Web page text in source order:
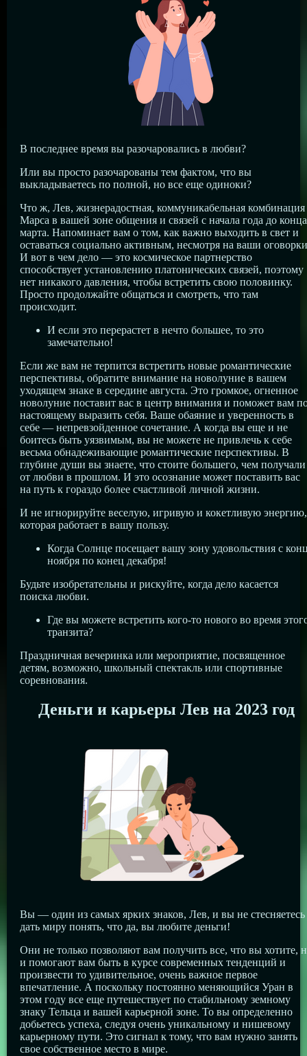
В последнее время вы разочаровались в любви?
Или вы просто разочарованы тем фактом, что вы
выкладываетесь по полной, но все еще одиноки?
Что ж, Лев, жизнерадостная, коммуникабельная комбинация
Марса в вашей зоне общения и связей с начала года до конца
марта. Напоминает вам о том, как важно выходить в свет и
оставаться социально активным, несмотря на ваши
И вот в чем дело — это космическое партнерство
способствует установлению платонических связей, поэтому
нет никакого давления, чтобы встретить свою половинку.
Просто продолжайте общаться и смотреть, что там
происходит.
И если это перерастет в нечто большее, то это
замечательно!
Если же вам не терпится встретить новые романтические
перспективы, обратите внимание на новолуние в вашем
уходящем знаке в середине августа. Это громкое, огненное
новолуние поставит вас в центр внимания и поможет вам
настоящему выразить себя. Ваше обаяние и уверенность в
себе — непревзойденное сочетание. А когда вы еще и не
боитесь быть уязвимым, вы не можете не привлечь к себе
весьма обнадеживающие романтические перспективы. В
глубине души вы знаете, что стоите большего, чем получали
от любви в прошлом. И это осознание может поставить вас
на путь к гораздо более счастливой личной жизни.
И не игнорируйте веселую, игривую и кокетливую энергию,
которая работает в вашу пользу.
Когда Солнце посещает вашу зону удовольствия с
ноября по конец декабря!
Будьте изобретательны и рискуйте, когда дело касается
поиска любви.
Где вы можете встретить кого-то нового во время
транзита?
Праздничная вечеринка или мероприятие, посвященное
детям, возможно, школьный спектакль или спортивные
соревнования.
Деньги и карьеры Лев на 2023 год
Вы — один из самых ярких знаков, Лев, и вы не стесняетесь
дать миру понять, что да, вы любите деньги!
Они не только позволяют вам получить все, что вы хотите,
и помогают вам быть в курсе современных тенденций и
произвести то удивительное, очень важное первое
впечатление. А поскольку постоянно меняющийся Уран в
этом году все еще путешествует по стабильному земному
знаку Тельца и вашей карьерной зоне. То вы определенно
добьетесь успеха, следуя очень уникальному и нишевому
карьерному пути. Это сигнал к тому, что вам нужно занять
свое собственное место в мире.